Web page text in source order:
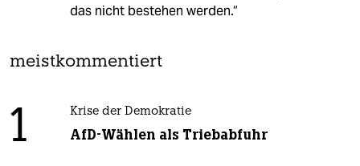
das nicht bestehen werden.“
meistkommentiert
1 Krise der Demokratie
AfD-Wählen als Triebabfuhr